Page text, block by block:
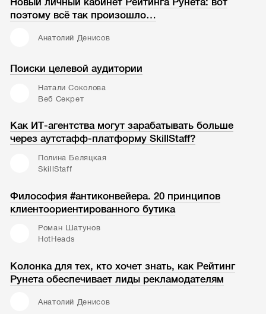
поэтому всё так произошло…
Анатолий Денисов
Поиски целевой аудитории
Натали Соколова
Веб Секрет
Как ИТ-агентства могут зарабатывать больше
через аутстафф-платформу SkillStaff?
Полина Беляцкая
SkillStaff
Философия #антиконвейера. 20 принципов
клиентоориентированного бутика
Роман Шатунов
HotHeads
Колонка для тех, кто хочет знать, как Рейтинг
Рунета обеспечивает лиды рекламодателям
Анатолий Денисов